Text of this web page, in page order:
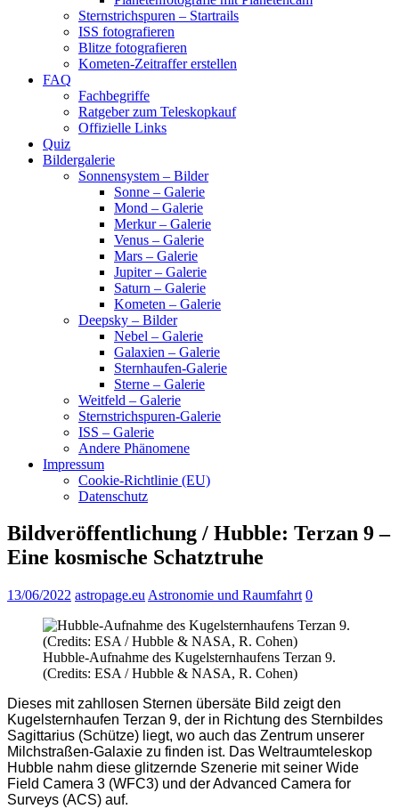
Sternstrichspuren – Startrails
ISS fotografieren
Blitze fotografieren
Kometen-Zeitraffer erstellen
FAQ
Fachbegriffe
Ratgeber zum Teleskopkauf
Offizielle Links
Quiz
Bildergalerie
Sonnensystem – Bilder
Sonne – Galerie
Mond – Galerie
Merkur – Galerie
Venus – Galerie
Mars – Galerie
Jupiter – Galerie
Saturn – Galerie
Kometen – Galerie
Deepsky – Bilder
Nebel – Galerie
Galaxien – Galerie
Sternhaufen-Galerie
Sterne – Galerie
Weitfeld – Galerie
Sternstrichspuren-Galerie
ISS – Galerie
Andere Phänomene
Impressum
Cookie-Richtlinie (EU)
Datenschutz
Bildveröffentlichung / Hubble: Terzan 9 –
Eine kosmische Schatztruhe
13/06/2022 astropage.eu Astronomie und Raumfahrt 0
Hubble-Aufnahme des Kugelsternhaufens Terzan 9.
(Credits: ESA / Hubble & NASA, R. Cohen)
Dieses mit zahllosen Sternen übersäte Bild zeigt den
Kugelsternhaufen Terzan 9, der in Richtung des Sternbildes
Sagittarius (Schütze) liegt, wo auch das Zentrum unserer
Milchstraßen-Galaxie zu finden ist. Das Weltraumteleskop
Hubble nahm diese glitzernde Szenerie mit seiner Wide
Field Camera 3 (WFC3) und der Advanced Camera for
Surveys (ACS) auf.